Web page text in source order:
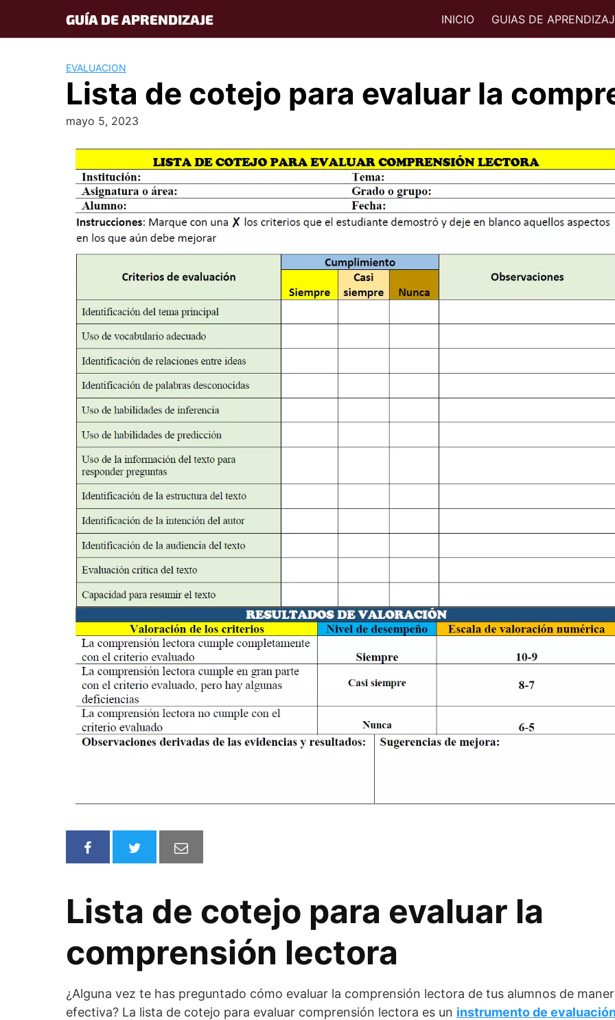
content
GUÍA DE APRENDIZAJE INICIO GUIAS DE
EVALUACION
Lista de cotejo para evaluar la
mayo 5, 2023
Lista de cotejo para evaluar la
comprensión lectora
¿Alguna vez te has preguntado cómo evaluar la comprensión lectora de tus alumnos de
efectiva? La lista de cotejo para evaluar comprensión lectora es un instrumento de